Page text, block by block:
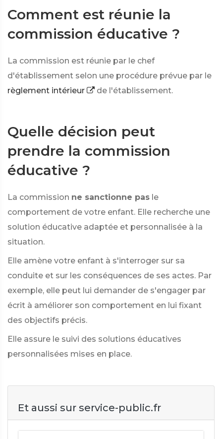
Comment est réunie la
commission éducative ?
La commission est réunie par le chef
d'établissement selon une procédure prévue par le
règlement intérieur
de l'établissement.
Quelle décision peut
prendre la commission
éducative ?
La commission ne sanctionne pas le
comportement de votre enfant. Elle recherche une
solution éducative adaptée et personnalisée à la
situation.
Elle amène votre enfant à s'interroger sur sa
conduite et sur les conséquences de ses actes. Par
exemple, elle peut lui demander de s'engager par
écrit à améliorer son comportement en lui fixant
des objectifs précis.
Elle assure le suivi des solutions éducatives
personnalisées mises en place.
Et aussi sur service-public.fr